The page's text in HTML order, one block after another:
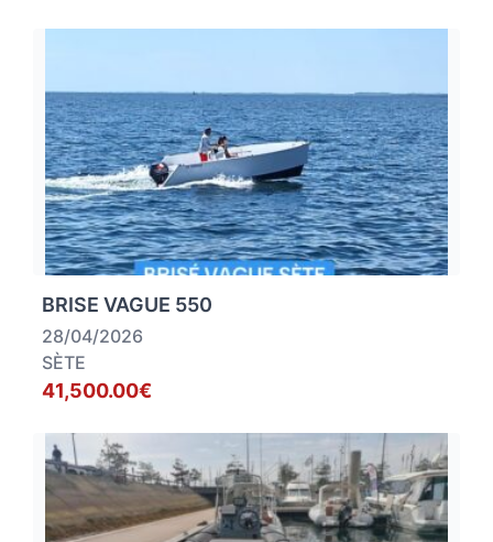
BRISE VAGUE 550
28/04/2026
SÈTE
41,500.00€